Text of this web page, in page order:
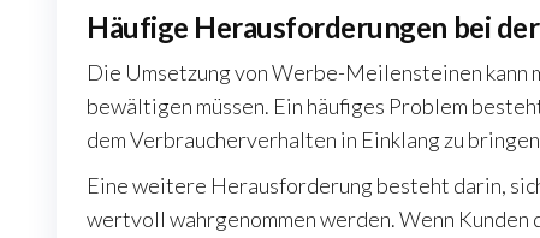
Häufige Herausforderungen bei
Die Umsetzung von Werbe-Meilensteinen kann
bewältigen müssen. Ein häufiges Problem
dem Verbraucherverhalten in Einklang zu
Eine weitere Herausforderung besteht darin,
wertvoll wahrgenommen werden. Wenn Kunden